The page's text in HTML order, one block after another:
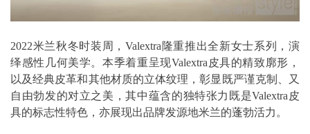
2022米兰秋冬时装周，Valextra隆重推出全新女士系列，演
绎感性几何美学。本季着重呈现Valextra皮具的精致廓形，
以及经典皮革和其他材质的立体纹理，彰显既严谨克制、又
自由勃发的对立之美，其中蕴含的独特张力既是Valextra皮
具的标志性特色，亦展现出品牌发源地米兰的蓬勃活力。